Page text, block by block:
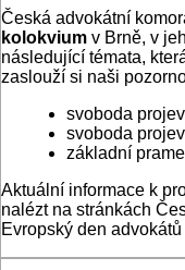
Česká advokátní
kolokvium v Brně, v
následující témata,
zaslouží si naši
svoboda
svoboda
základní
Aktuální informace k
nalézt na stránkách
Evropský den